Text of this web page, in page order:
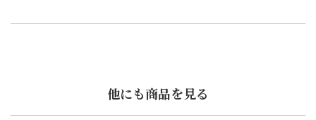
他にも商品を見る